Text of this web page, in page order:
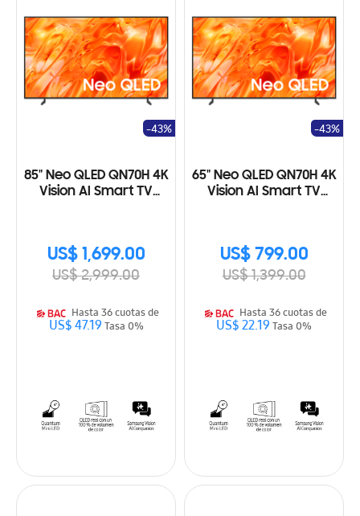
85" Neo QLED QN70H 4K
Vision AI Smart TV
US$ 1,699.00
US$ 2,999.00
-43%
Hasta 36 cuotas de
US$ 47.19Tasa 0%
65" Neo QLED QN70H 4K
Vision AI Smart TV
US$ 799.00
US$ 1,399.00
-43%
Hasta 36 cuotas de
US$ 22.19Tasa 0%